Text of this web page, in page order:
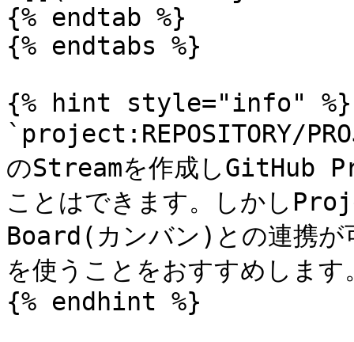
{% endtab %}
{% endtabs %}
{% hint style="info" %}
`project:REPOSITORY/
のStreamを作成しGitHub
ことはできます。しかし
Board(カンバン)との連携
を使うことをおすすめします
{% endhint %}